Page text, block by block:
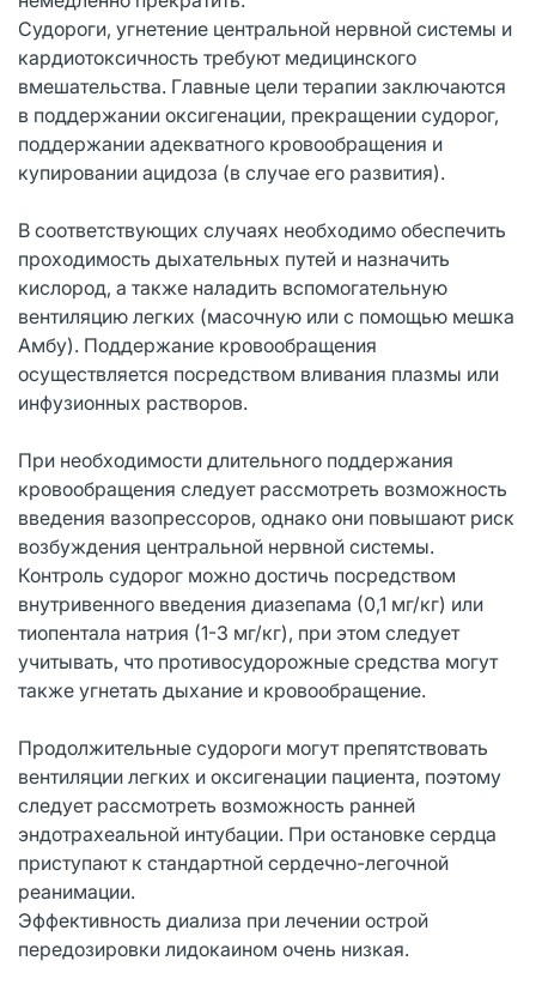
Судороги, угнетение центральной нервной системы и
кардиотоксичность требуют медицинского
вмешательства. Главные цели терапии заключаются
в поддержании оксигенации, прекращении судорог,
поддержании адекватного кровообращения и
купировании ацидоза (в случае его развития).
В соответствующих случаях необходимо обеспечить
проходимость дыхательных путей и назначить
кислород, а также наладить вспомогательную
вентиляцию легких (масочную или с помощью мешка
Амбу). Поддержание кровообращения
осуществляется посредством вливания плазмы или
инфузионных растворов.
При необходимости длительного поддержания
кровообращения следует рассмотреть возможность
введения вазопрессоров, однако они повышают риск
возбуждения центральной нервной системы.
Контроль судорог можно достичь посредством
внутривенного введения диазепама (0,1 мг/кг) или
тиопентала натрия (1-3 мг/кг), при этом следует
учитывать, что противосудорожные средства могут
также угнетать дыхание и кровообращение.
Продолжительные судороги могут препятствовать
вентиляции легких и оксигенации пациента, поэтому
следует рассмотреть возможность ранней
эндотрахеальной интубации. При остановке сердца
приступают к стандартной сердечно-легочной
реанимации.
Эффективность диализа при лечении острой
передозировки лидокаином очень низкая.